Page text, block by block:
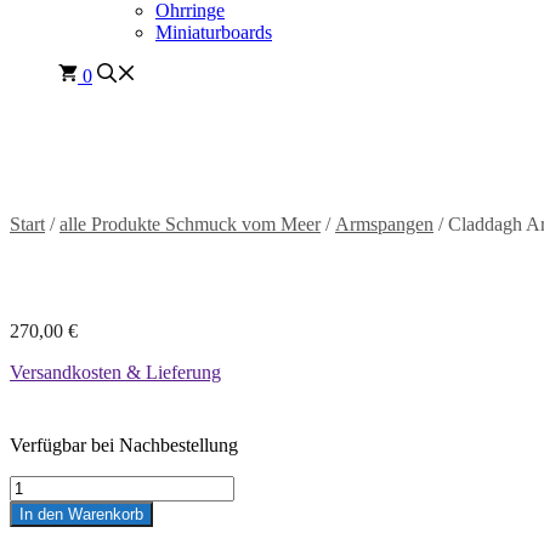
Ohrringe
Miniaturboards
0
Start /alle Produkte Schmuck vom Meer/ Armspangen / Claddagh
270,00 €
Versandkosten & Lieferung
Verfügbar bei Nachbestellung
Claddagh
Armspange
Menge
In den Warenkorb